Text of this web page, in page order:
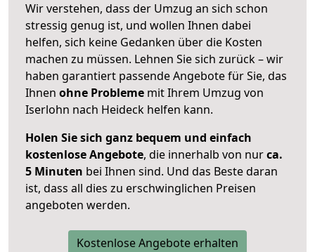
Wir verstehen, dass der Umzug an sich schon
stressig genug ist, und wollen Ihnen dabei
helfen, sich keine Gedanken über die Kosten
machen zu müssen. Lehnen Sie sich zurück – wir
haben garantiert passende Angebote für Sie, das
Ihnen ohne Probleme mit Ihrem Umzug von
Iserlohn nach Heideck helfen kann.
Holen Sie sich ganz bequem und einfach
kostenlose Angebote, die innerhalb von nurca.
5 Minuten bei Ihnen sind. Und das Beste daran
ist, dass all dies zu erschwinglichen Preisen
angeboten werden.
Kostenlose Angebote erhalten